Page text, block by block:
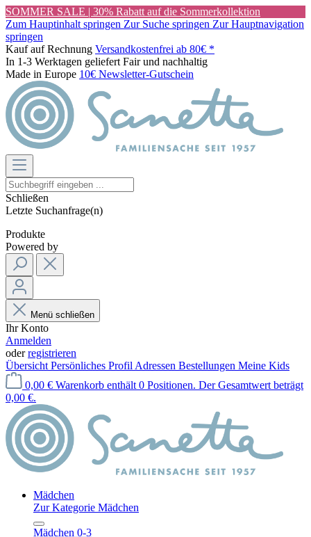
SOMMER SALE | 30% Rabatt auf die Sommerkollektion
Zum Hauptinhalt springen Zur Suche springen Zur Hauptnavigation
springen
Kauf auf Rechnung Versandkostenfrei ab 80€ *
In 1-3 Werktagen geliefert Fair und nachhaltig
Made in Europe 10€ Newsletter-Gutschein
Schließen
Letzte Suchanfrage(n)
Produkte
Powered by
Menü schließen
Ihr Konto
Anmelden
oderregistrieren
Übersicht Persönliches Profil Adressen Bestellungen Meine Kids
0,00 € Warenkorb enthält 0 Positionen. Der Gesamtwert beträgt
0,00 €.
Mädchen
Zur Kategorie Mädchen
Mädchen 0-3